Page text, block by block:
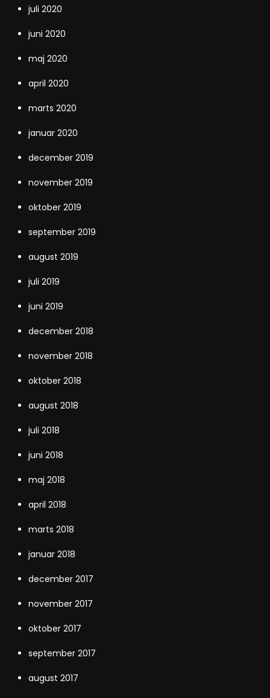
juli 2020
juni 2020
maj 2020
april 2020
marts 2020
januar 2020
december 2019
november 2019
oktober 2019
september 2019
august 2019
juli 2019
juni 2019
december 2018
november 2018
oktober 2018
august 2018
juli 2018
juni 2018
maj 2018
april 2018
marts 2018
januar 2018
december 2017
november 2017
oktober 2017
september 2017
august 2017